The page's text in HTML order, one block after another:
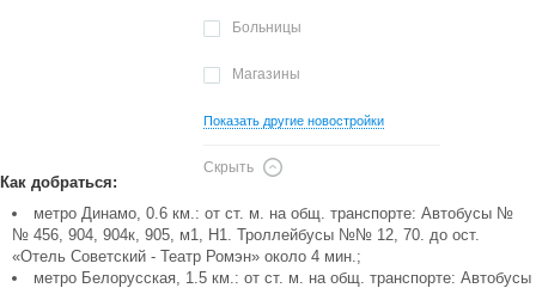
Больницы
Магазины
Показать другие новостройки
Скрыть
Как добраться:
метро Динамо, 0.6 км.: от ст. м. на общ. транспорте: Автобусы №
№ 456, 904, 904к, 905, м1, Н1. Троллейбусы №№ 12, 70. до ост.
«Отель Советский - Театр Ромэн» около 4 мин.;
метро Белорусская, 1.5 км.: от ст. м. на общ. транспорте: Автобусы